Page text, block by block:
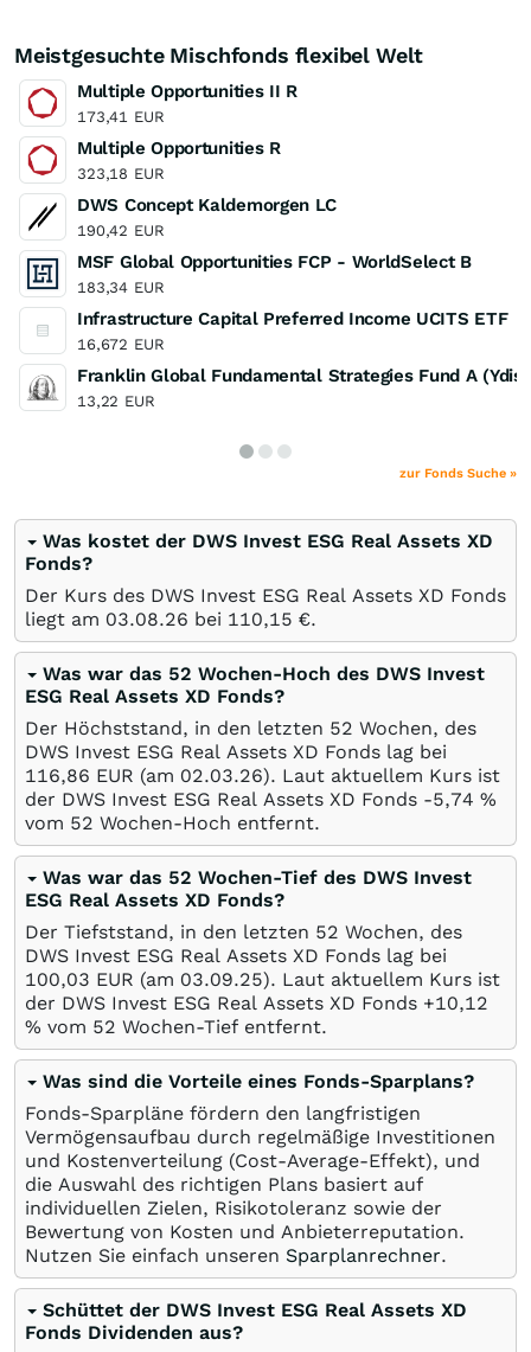
Meistgesuchte Mischfonds flexibel Welt
Multiple Opportunities II R
173,41 EUR
Multiple Opportunities R
323,18 EUR
DWS Concept Kaldemorgen LC
190,42 EUR
MSF Global Opportunities FCP - WorldSelect B
183,34 EUR
Infrastructure Capital Preferred Income UCITS ETF
16,672 EUR
Franklin Global Fundamental Strategies Fund A (Ydis)
13,22 EUR
zur Fonds Suche »
Was kostet der DWS Invest ESG Real Assets XD
Fonds?
Der Kurs des DWS Invest ESG Real Assets XD Fonds
liegt am 03.08.26 bei 110,15 €.
Was war das 52 Wochen-Hoch des DWS Invest
ESG Real Assets XD Fonds?
Der Höchststand, in den letzten 52 Wochen, des
DWS Invest ESG Real Assets XD Fonds lag bei
116,86 EUR (am 02.03.26). Laut aktuellem Kurs ist
der DWS Invest ESG Real Assets XD Fonds -5,74 %
vom 52 Wochen-Hoch entfernt.
Was war das 52 Wochen-Tief des DWS Invest
ESG Real Assets XD Fonds?
Der Tiefststand, in den letzten 52 Wochen, des
DWS Invest ESG Real Assets XD Fonds lag bei
100,03 EUR (am 03.09.25). Laut aktuellem Kurs ist
der DWS Invest ESG Real Assets XD Fonds +10,12
% vom 52 Wochen-Tief entfernt.
Was sind die Vorteile eines Fonds-Sparplans?
Fonds-Sparpläne fördern den langfristigen
Vermögensaufbau durch regelmäßige Investitionen
und Kostenverteilung (Cost-Average-Effekt), und
die Auswahl des richtigen Plans basiert auf
individuellen Zielen, Risikotoleranz sowie der
Bewertung von Kosten und Anbieterreputation.
Nutzen Sie einfach unseren Sparplanrechner.
Schüttet der DWS Invest ESG Real Assets XD
Fonds Dividenden aus?